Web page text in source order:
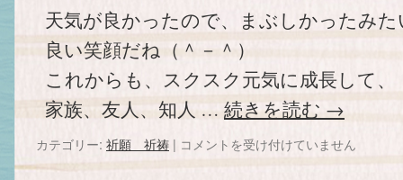
天気が良かったので、まぶしかったみ
良い笑顔だね（＾－＾）
これからも、スクスク元気に成長して、
家族、友人、知人 … 続きを読む →
カテゴリー: 祈願 祈祷 | 祝
コメントを受け付けていません